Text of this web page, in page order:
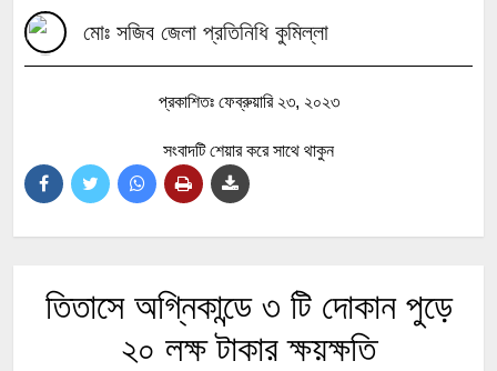
মোঃ সজিব জেলা প্রতিনিধি কুমিল্লা
প্রকাশিতঃ ফেব্রুয়ারি ২৩, ২০২৩
সংবাদটি শেয়ার করে সাথে থাকুন
তিতাসে অগ্নিকান্ডে ৩ টি দোকান পুড়ে
২০ লক্ষ টাকার ক্ষয়ক্ষতি